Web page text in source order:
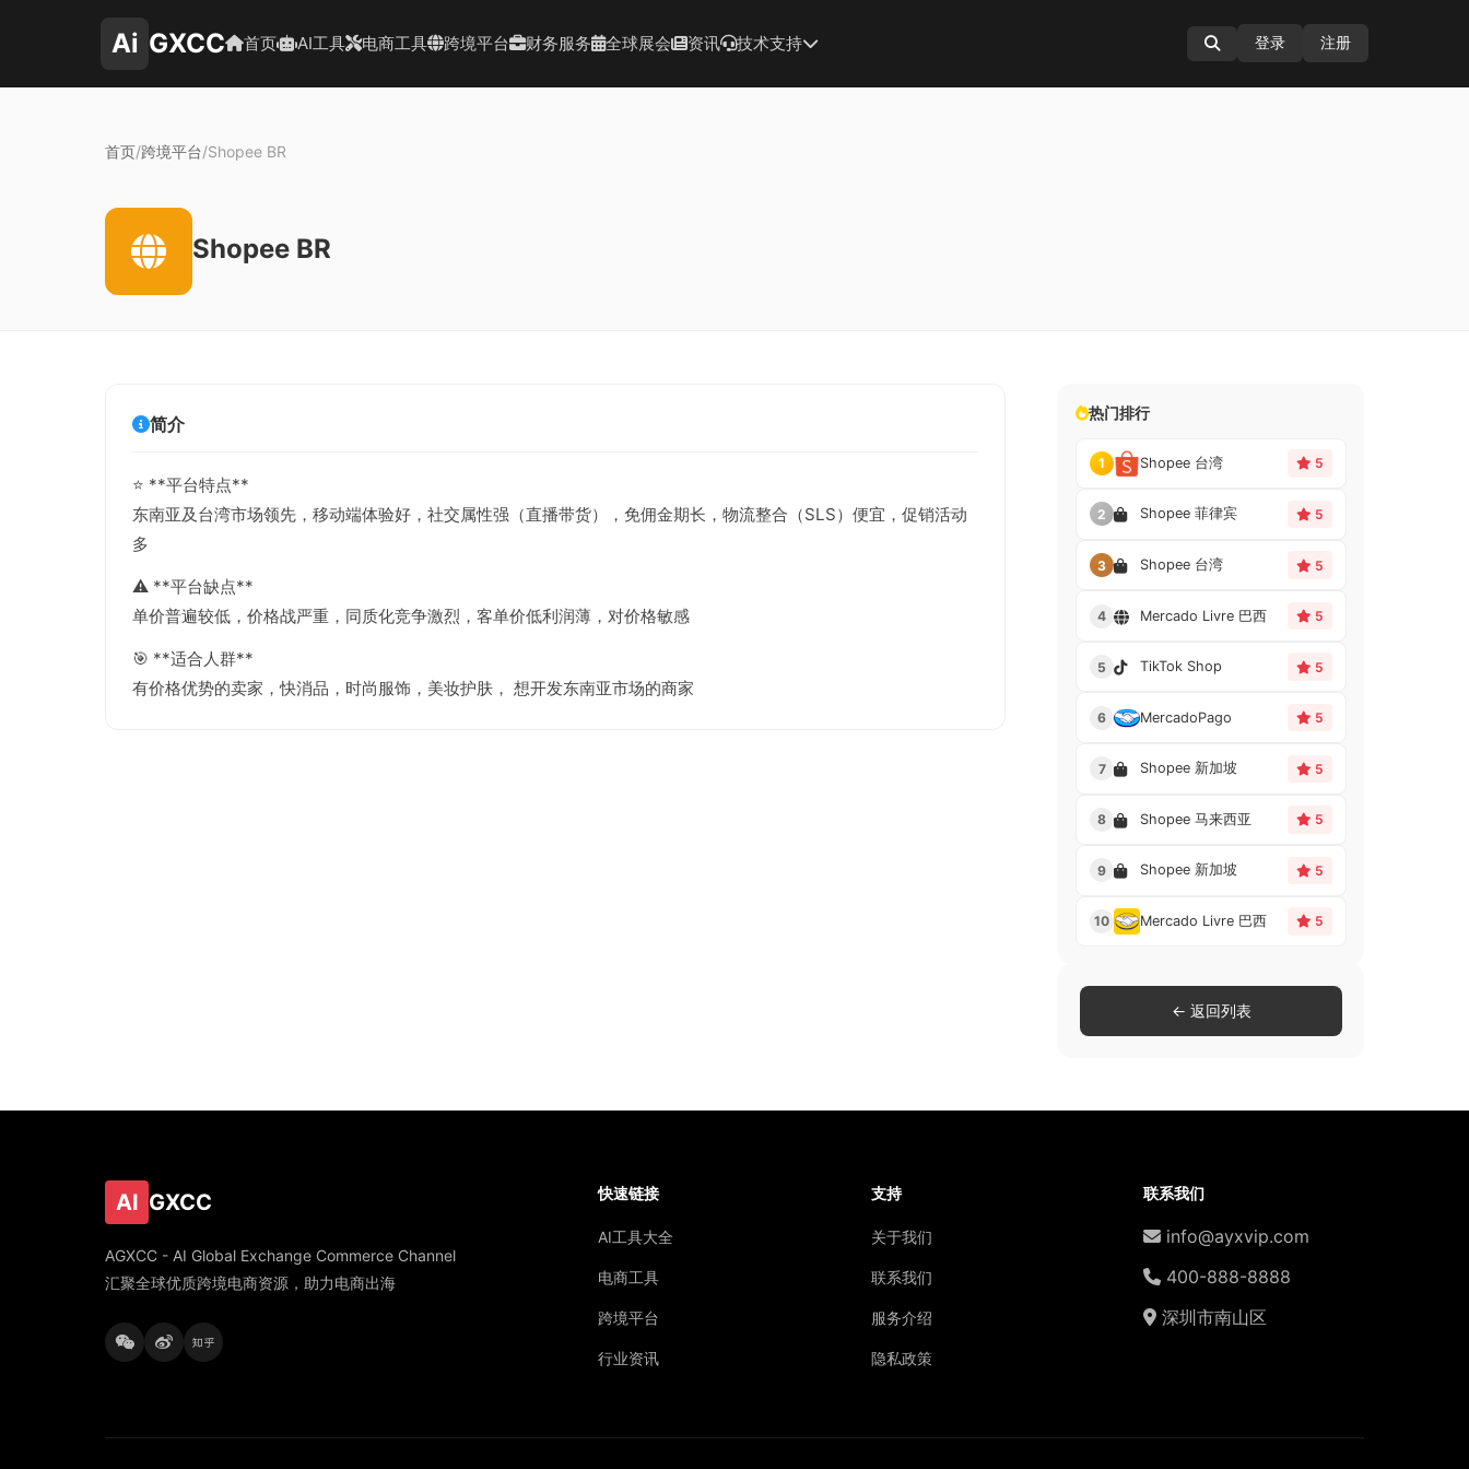
Ai GXCC 首页 AI工具 电商工具 跨境平台 财务服务 全球展会 资讯 技术支持 登录 注册
首页/跨境平台/Shopee BR
Shopee BR
简介
⭐ **平台特点**
东南亚及台湾市场领先，移动端体验好，社交属性强（直播带货），免佣金期长，物流整合（SLS）便宜，促销活动
多
⚠️ **平台缺点**
单价普遍较低，价格战严重，同质化竞争激烈，客单价低利润薄，对价格敏感
🎯 **适合人群**
有价格优势的卖家，快消品，时尚服饰，美妆护肤， 想开发东南亚市场的商家
热门排行
1 Shopee 台湾 5
2 Shopee 菲律宾 5
3 Shopee 台湾 5
4 Mercado Livre 巴西 5
5 TikTok Shop 5
6 MercadoPago 5
7 Shopee 新加坡 5
8 Shopee 马来西亚 5
9 Shopee 新加坡 5
10 Mercado Livre 巴西 5
← 返回列表
AI GXCC
AGXCC - AI Global Exchange Commerce Channel
汇聚全球优质跨境电商资源，助力电商出海
快速链接
AI工具大全
电商工具
跨境平台
行业资讯
支持
关于我们
联系我们
服务介绍
隐私政策
联系我们
info@ayxvip.com
400-888-8888
深圳市南山区